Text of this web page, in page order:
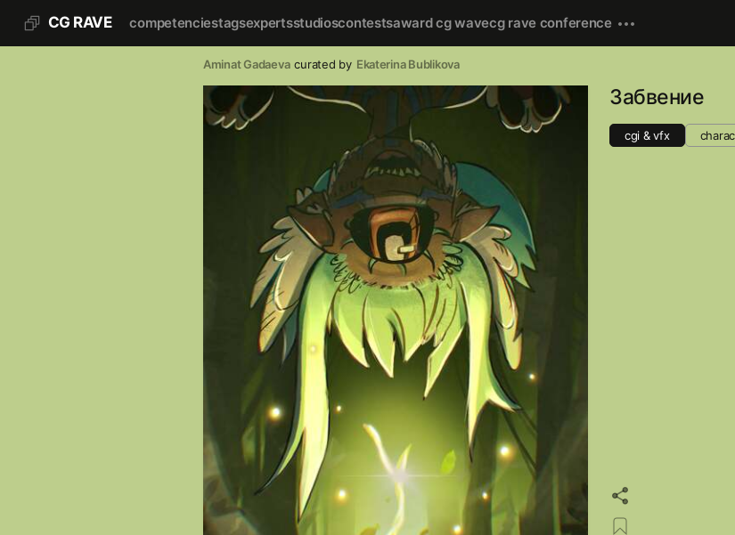
CG RAVE competenciestagsexpertsstudioscontestsaward cg wavecg rave conference
Aminat Gadaeva curated by Ekaterina Bublikova
Забвение
cgi & vfx